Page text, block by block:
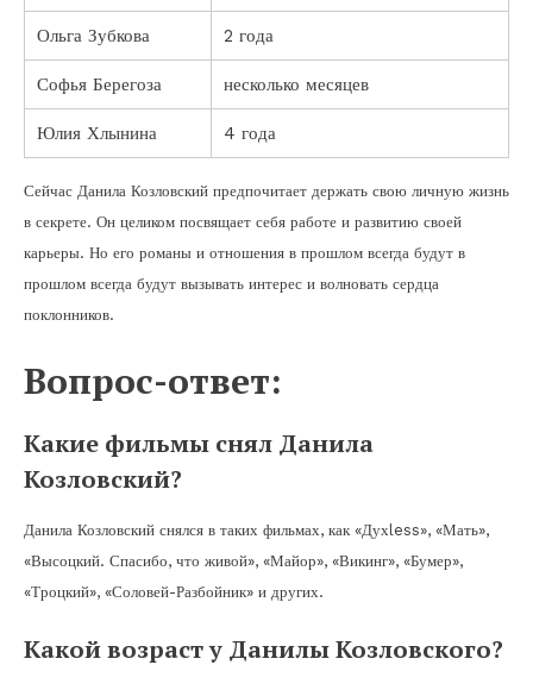
Ольга Зубкова 2 года
Софья Берегоза несколько месяцев
Юлия Хлынина 4 года
Сейчас Данила Козловский предпочитает держать свою личную жизнь
в секрете. Он целиком посвящает себя работе и развитию своей
карьеры. Но его романы и отношения в прошлом всегда будут в
прошлом всегда будут вызывать интерес и волновать сердца
поклонников.
Вопрос-ответ:
Какие фильмы снял Данила
Козловский?
Данила Козловский снялся в таких фильмах, как «Духless», «Мать»,
«Высоцкий. Спасибо, что живой», «Майор», «Викинг», «Бумер»,
«Троцкий», «Соловей-Разбойник» и других.
Какой возраст у Данилы Козловского?